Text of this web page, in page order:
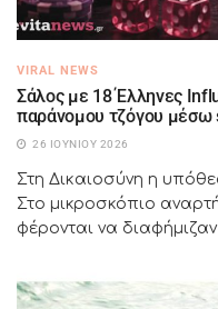
VIRAL NEWS
Σάλος με 18 Έλληνες
παράνομου τζόγου μέσω
26 ΙΟΥΝΊΟΥ 2026
Στη Δικαιοσύνη η
Στο μικροσκόπιο
φέρονται να